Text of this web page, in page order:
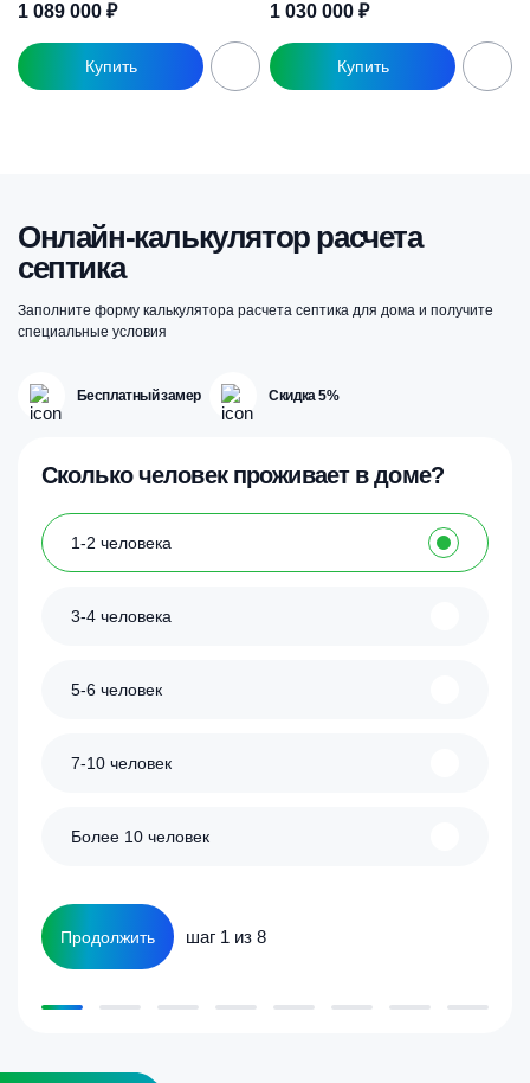
1 089 000 ₽
1 030 000 ₽
Онлайн-калькулятор расчета
септика
Заполните форму калькулятора расчета септика для дома и получите
специальные условия
Бесплатный замер Скидка 5%
Сколько человек проживает в доме?
1-2 человека
3-4 человека
5-6 человек
7-10 человек
Более 10 человек
Продолжить шаг 1 из 8